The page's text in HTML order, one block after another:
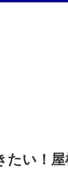
たい！